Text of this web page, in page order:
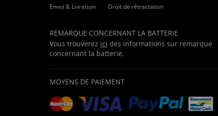
Envoi & Livraison
Droit de rétractation
REMARQUE CONCERNANT LA BATTERIE
Vous trouverez ici des informations sur remarque
concernant la batterie.
MOYENS DE PAIEMENT